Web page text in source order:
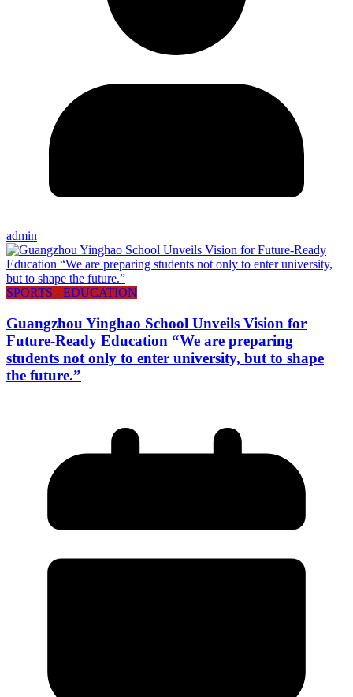
admin
SPORTS - EDUCATION
Guangzhou Yinghao School Unveils Vision for
Future-Ready Education “We are preparing
students not only to enter university, but to shape
the future.”